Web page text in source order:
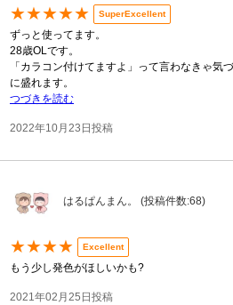
★★★★★ SuperExcellent
ずっと使ってます。
28歳OLです。
「カラコン付けてますよ」って言わなきゃ気
に盛れます。
つづきを読む
2022年10月23日投稿
はるぱんまん。 (投稿件数:68)
★★★★ Excellent
もう少し発色がほしいかも?
2021年02月25日投稿